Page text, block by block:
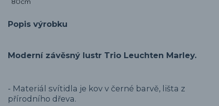
Popis výrobku
Moderní závěsný lustr Trio Leuchten Marley.
- Materiál svítidla je kov v černé barvě, lišta z
přírodního dřeva.